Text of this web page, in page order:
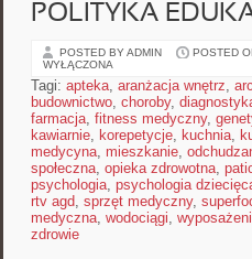
POLITYKA
POSTED BY ADMIN POSTED
WYŁĄCZONA
Tagi: apteka, aranżacja wnętrz,
budownictwo, choroby,
farmacja, fitness medyczny,
kawiarnie, korepetycje, kuchnia,
medycyna, mieszkanie,
społeczna, opieka zdrowotna,
psychologia, psychologia
rtv agd, sprzęt medyczny,
medyczna, wodociągi,
zdrowie